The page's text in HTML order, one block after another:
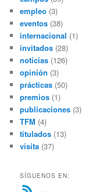
empleo (3)
eventos (38)
internacional (1)
invitados (28)
noticias (126)
opinión (3)
prácticas (50)
premios (1)
publicaciones (3)
TFM (4)
titulados (13)
visita (37)
SÍGUENOS EN: